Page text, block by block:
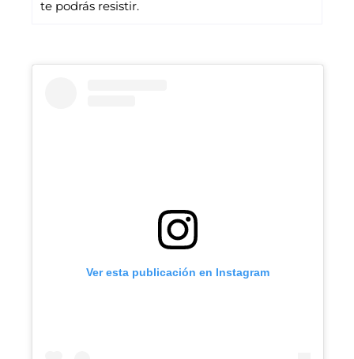
te podrás resistir.
Ver esta publicación en Instagram